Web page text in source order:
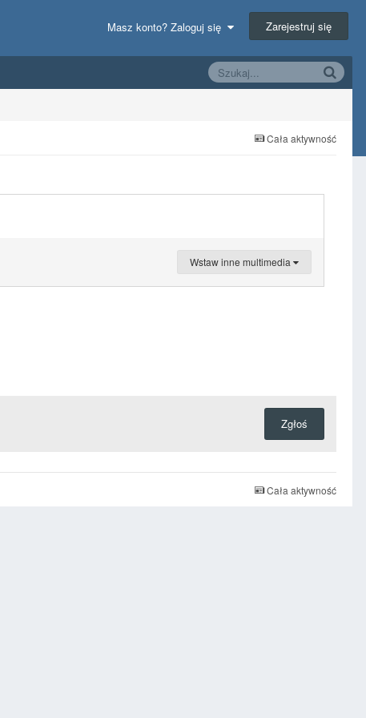
Masz konto? Zaloguj się Zarejestruj się
Cała aktywność
Wstaw inne multimedia
Zgłoś
Cała aktywność